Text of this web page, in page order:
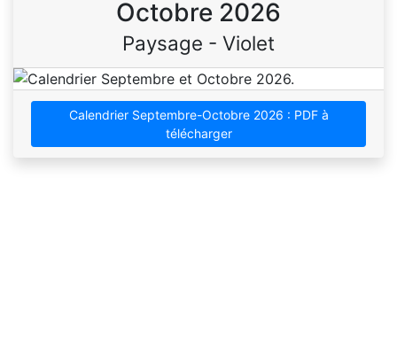
Octobre 2026
Paysage - Violet
Calendrier Septembre-Octobre 2026 : PDF à
télécharger